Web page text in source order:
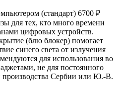
(стандарт) 6700 ₽
для тех, кто много времени
цифровых устройств.
(блю блокер) помогает
синего света от излучения
для использования во
не для постоянного
Сербии или Ю.-В.